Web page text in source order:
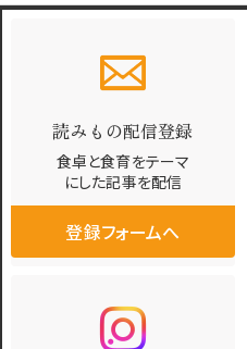
読みもの配信登録
食卓と食育をテーマ
にした記事を配信
登録フォームへ